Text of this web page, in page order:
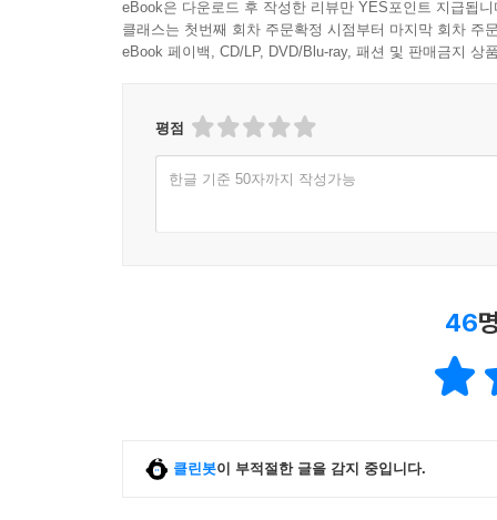
eBook은 다운로드 후 작성한 리뷰만 YES포인트 지급됩니
클래스는 첫번째 회차 주문확정 시점부터 마지막 회차 주
eBook 페이백, CD/LP, DVD/Blu-ray, 패션 및 판매금지 상
평점
한글 기준 50자까지 작성가능
46
클린봇이 부적절한 글을 감지 중입니다.